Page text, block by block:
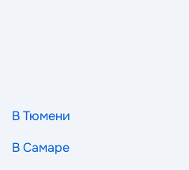
В Тюмени
В Самаре